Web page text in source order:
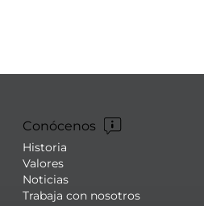
Conócenos
Historia
Valores
Noticias
Trabaja con nosotros